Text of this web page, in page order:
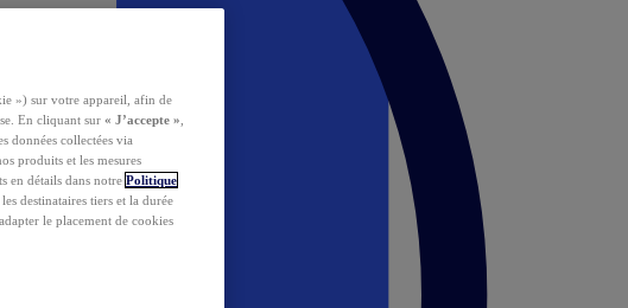
») sur votre appareil, afin de
En cliquant sur « J’accepte »
données collectées via
produits et les mesures
en détails dans notre Politique
destinataires tiers et la durée
le placement de cookies